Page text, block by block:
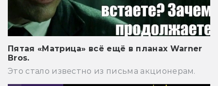
Пятая «Матрица» всё ещё в планах Warner
Bros.
Это стало известно из письма акционерам.